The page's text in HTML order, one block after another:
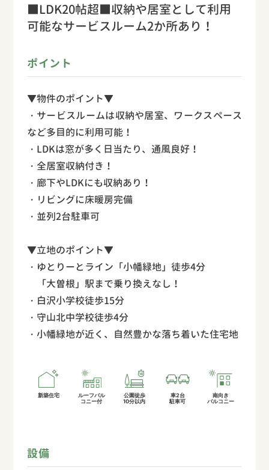
■LDK20帖超■収納や居室として利用
可能なサービスルーム2か所あり！
ポイント
▼物件のポイント▼
・サービスルームは収納や居室、ワークスペース
など多目的に利用可能！
・LDKは窓が多く日当たり、通風良好！
・全居室収納付き！
・廊下やLDKにも収納あり！
・リビングに床暖房完備
・並列2台駐車可
▼立地のポイント▼
・ゆとりーとライン「小幡緑地」徒歩4分
「大曽根」駅まで乗り換えなし！
・白沢小学校徒歩15分
・守山北中学校徒歩4分
・小幡緑地が近く、自然豊かな落ち着いた住宅地
新築住宅
ルーフバル
コニー付
公園徒歩
10分以内
車2台
駐車可
南向き
バルコニー
設備